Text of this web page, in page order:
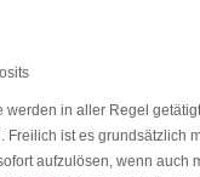
werden in aller Regel
ist es grundsätzlich
aufzulösen, wenn